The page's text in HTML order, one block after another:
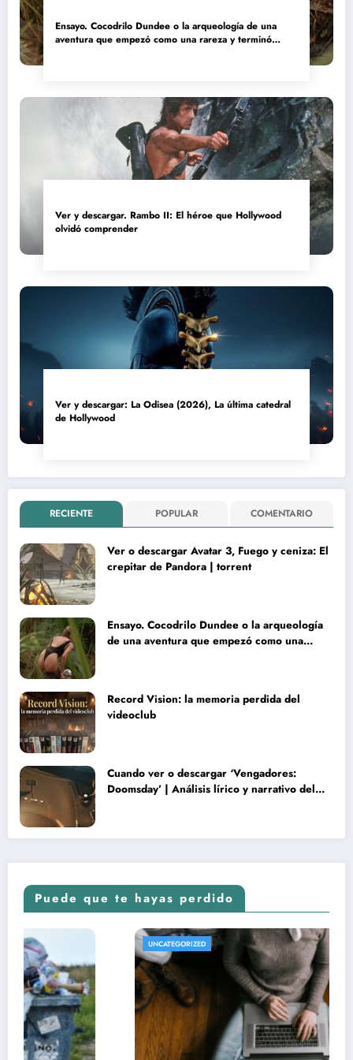
Ensayo. Cocodrilo Dundee o la arqueología de una
aventura que empezó como una rareza y terminó
Ver y descargar. Rambo II: El héroe que Hollywood
olvidó comprender
Ver y descargar: La Odisea (2026), La última catedral
de Hollywood
RECIENTE POPULAR COMENTARIO
Ver o descargar Avatar 3, Fuego y ceniza: El
crepitar de Pandora | torrent
Ensayo. Cocodrilo Dundee o la arqueología
de una aventura que empezó como una
Record Vision: la memoria perdida del
videoclub
Cuando ver o descargar ‘Vengadores:
Doomsday’ | Análisis lírico y narrativo del
Puede que te hayas perdido
UNCATEGORIZED